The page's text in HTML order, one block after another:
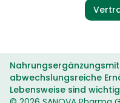
abwechslungsreiche
Lebensweise sind